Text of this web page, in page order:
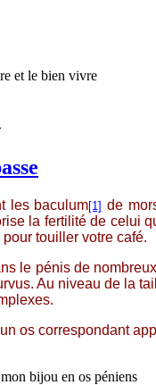
et le bien vivre
les baculum[1] de
la fertilité de celui
touiller votre café.
le pénis de
Au niveau de la
os correspondant
bijou en os péniens